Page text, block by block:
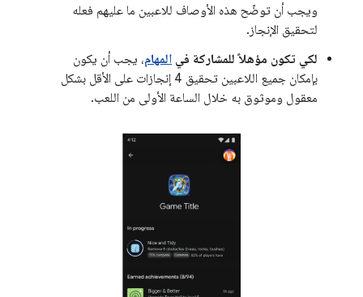
ويجب أن توضّح هذه الأوصاف للاعبين ما عليهم فعله
لتحقيق الإنجاز.
لكي تكون مؤهلاً للمشاركة في المهام، يجب أن يكون
بإمكان جميع اللاعبين تحقيق 4 إنجازات على الأقل بشكل
معقول وموثوق به خلال الساعة الأولى من اللعب.